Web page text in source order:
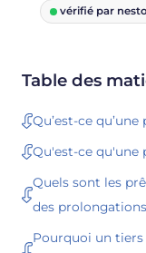
vérifié par nesto
Table des
Qu’est-ce
Qu'est-ce qu'une
Quels sont les
des
Pourquoi un